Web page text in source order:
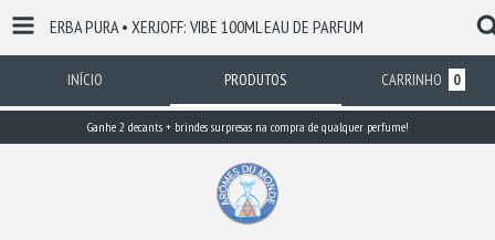
ERBA PURA • XERJOFF: VIBE 100ML EAU DE PARFUM
INÍCIO PRODUTOS CARRINHO 0
Ganhe 2 decants + brindes surpresas na compra de qualquer perfume!